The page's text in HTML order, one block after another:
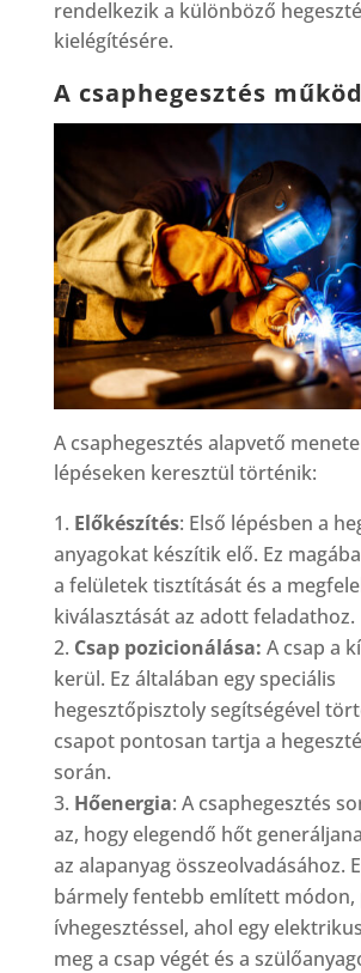
rendelkezik a különböző
kielégítésére.
A csaphegesztés
A csaphegesztés alapvető
lépéseken keresztül történik:
Előkészítés: Első lépésben a
anyagokat készítik elő. Ez
a felületek tisztítását és a
kiválasztását az adott feladathoz.
Csap pozicionálása: A csap a
kerül. Ez általában egy speciális
hegesztőpisztoly segítségével
csapot pontosan tartja a
során.
Hőenergia: A csaphegesztés
az, hogy elegendő hőt
az alapanyag összeolvadásához.
bármely fentebb említett módon,
ívhegesztéssel, ahol egy
meg a csap végét és a